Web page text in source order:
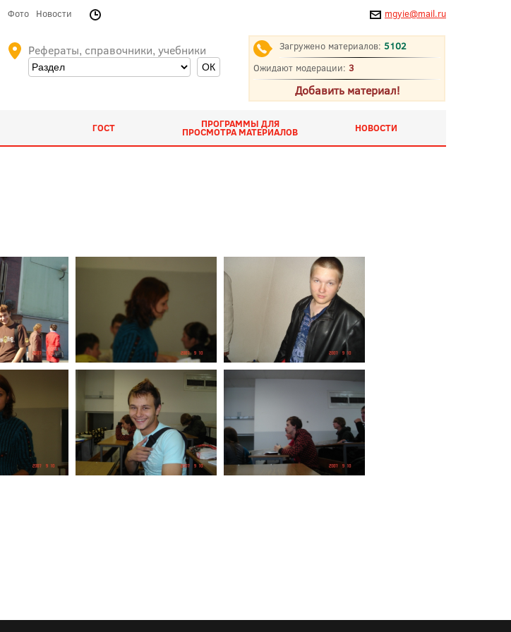
Фото Новости mgyie@mail.ru
Рефераты, справочники, учебники Загружено материалов: 5102
Ожидают модерации: 3
Добавить материал!
ГОСТ ПРОГРАММЫ ДЛЯ
ПРОСМОТРА МАТЕРИАЛОВ НОВОСТИ